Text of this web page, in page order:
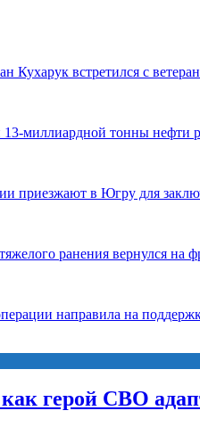
Кухарук встретился с
миллиардной тонны нефти
приезжают в Югру для
ранения вернулся на
направила на
герой СВО